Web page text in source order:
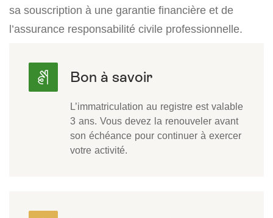
sa souscription à une garantie financière et de
l’assurance responsabilité civile professionnelle.
L’immatriculation au registre est valable
3 ans. Vous devez la renouveler avant
son échéance pour continuer à exercer
votre activité.